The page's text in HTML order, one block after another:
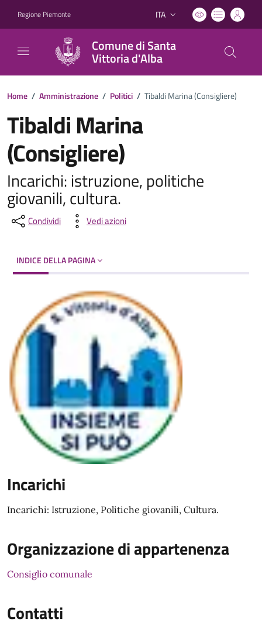
Regione Piemonte Lingua attiva:
ITA
Comune di Santa
Vittoria d'Alba
Home / Amministrazione / Politici / Tibaldi Marina (Consigliere)
Tibaldi Marina
(Consigliere)
Incarichi: istruzione, politiche
giovanili, cultura.
Condividi Vedi azioni
INDICE DELLA PAGINA
Incarichi
Incarichi: Istruzione, Politiche giovanili, Cultura.
Organizzazione di appartenenza
Consiglio comunale
Contatti